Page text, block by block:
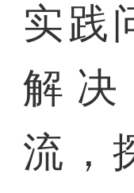
实践
解
流，